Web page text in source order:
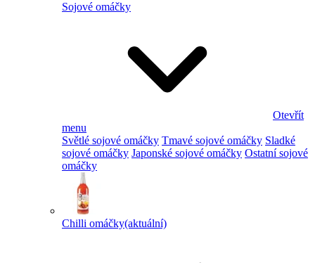
Sojové omáčky
Otevřít
menu
Světlé sojové omáčky Tmavé sojové omáčky Sladké
sojové omáčky Japonské sojové omáčky Ostatní sojové
omáčky
Chilli omáčky(aktuální)